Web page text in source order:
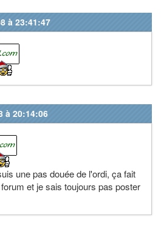
à 23:41:47
à 20:14:06
une pas douée de l'ordi, ça fait
et je sais toujours pas poster